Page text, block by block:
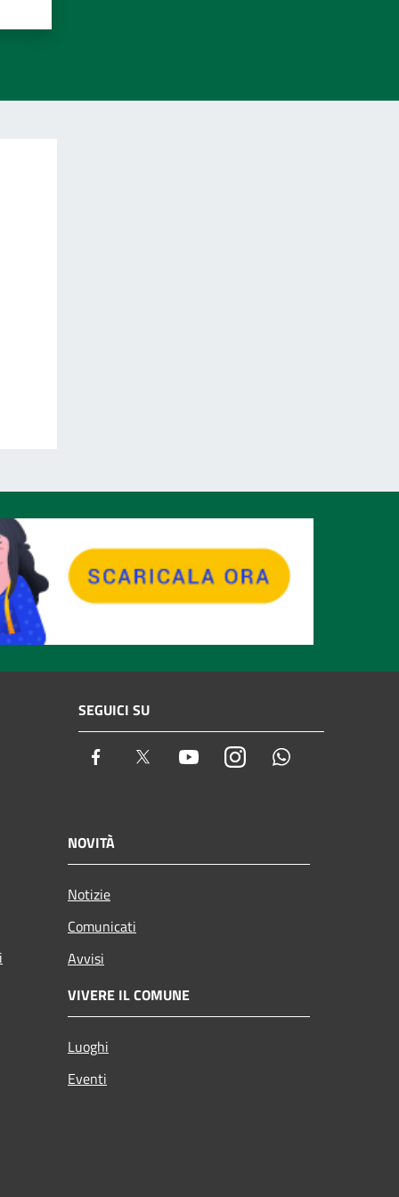
SEGUICI SU
Facebook Twitter YoutubeInstagram
NOVITÀ
Notizie
Comunicati
Avvisi
VIVERE IL COMUNE
Luoghi
Eventi